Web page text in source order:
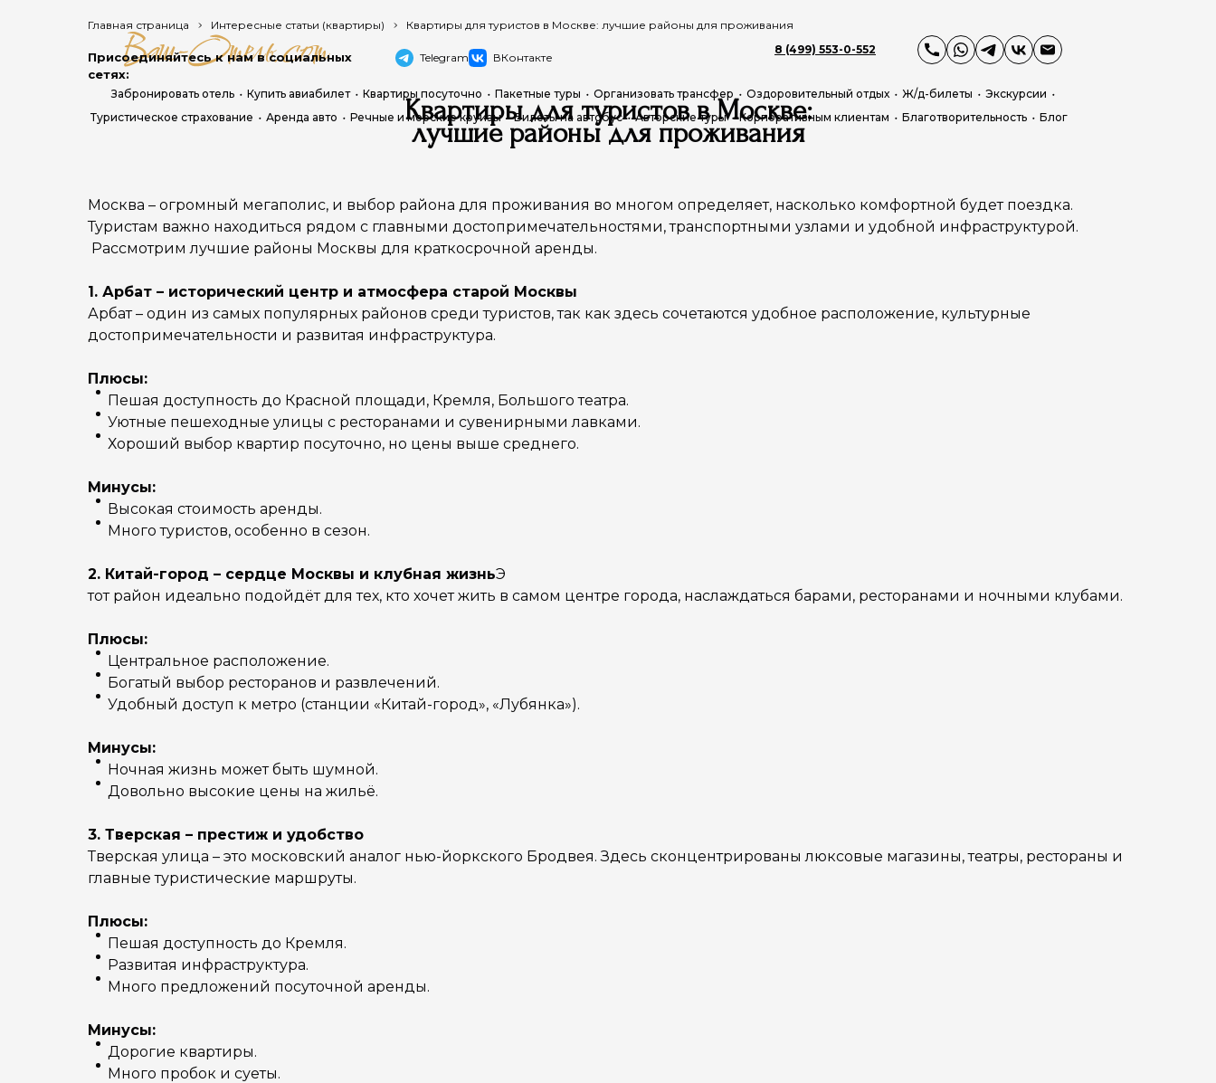
8 (499) 553-0-552
Забронировать отель Купить авиабилет Квартиры посуточно Пакетные туры Организовать трансфер Оздоровительный отдых Ж/д-билеты
Экскурсии
Туристическое страхование
Аренда авто Речные и морские круизы Билеты на автобус Авторские туры Корпоративным клиентам Благотворительность Блог
Квартиры для туристов в Москве:
лучшие районы для проживания
Москва – огромный мегаполис, и выбор района для проживания во многом определяет, насколько комфортной будет поездка.
Туристам важно находиться рядом с главными достопримечательностями, транспортными узлами и удобной инфраструктурой.
Рассмотрим лучшие районы Москвы для краткосрочной аренды.
1. Арбат – исторический центр и атмосфера старой Москвы
Арбат – один из самых популярных районов среди туристов, так как здесь сочетаются удобное расположение, культурные
достопримечательности и развитая инфраструктура.
Плюсы:
Пешая доступность до Красной площади, Кремля, Большого театра.
Уютные пешеходные улицы с ресторанами и сувенирными лавками.
Хороший выбор квартир посуточно, но цены выше среднего.
Минусы:
Высокая стоимость аренды.
Много туристов, особенно в сезон.
2. Китай-город – сердце Москвы и клубная жизньЭ
тот район идеально подойдёт для тех, кто хочет жить в самом центре города, наслаждаться барами, ресторанами и ночными клубами.
Плюсы:
Центральное расположение.
Богатый выбор ресторанов и развлечений.
Удобный доступ к метро (станции «Китай-город», «Лубянка»).
Минусы:
Ночная жизнь может быть шумной.
Довольно высокие цены на жильё.
3. Тверская – престиж и удобство
Тверская улица – это московский аналог нью-йоркского Бродвея. Здесь сконцентрированы люксовые магазины, театры, рестораны и
главные туристические маршруты.
Плюсы:
Пешая доступность до Кремля.
Развитая инфраструктура.
Много предложений посуточной аренды.
Минусы:
Дорогие квартиры.
Много пробок и суеты.
Telegram ВКонтакте
Присоединяйтесь к нам в социальных
сетях:
Главная страница Интересные статьи (квартиры) Квартиры для туристов в Москве: лучшие районы для проживания